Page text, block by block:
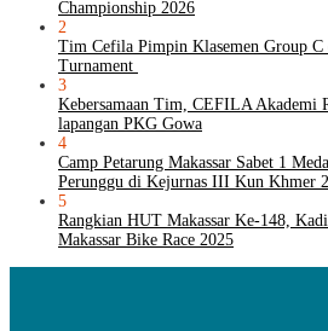
Championship 2026
2
Tim Cefila Pimpin Klasemen Group
Turnament
3
Kebersamaan Tim, CEFILA Akademi
lapangan PKG Gowa
4
Camp Petarung Makassar Sabet 1
Perunggu di Kejurnas III Kun Khmer
5
Rangkian HUT Makassar Ke-148,
Makassar Bike Race 2025